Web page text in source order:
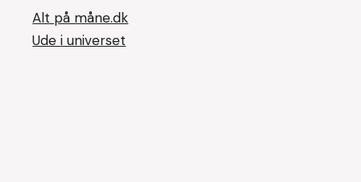
Alt på måne.dk
Ude i universet